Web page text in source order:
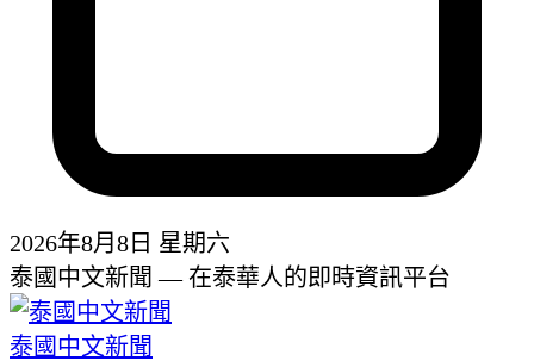
2026年8月8日 星期六
泰國中文新聞 — 在泰華人的即時資訊平台
泰國中文新聞